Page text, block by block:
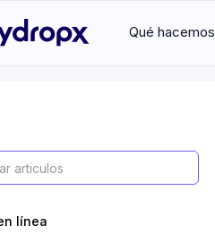
Qué hacemos
línea